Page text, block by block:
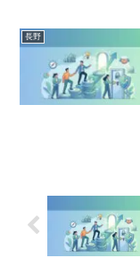
長野